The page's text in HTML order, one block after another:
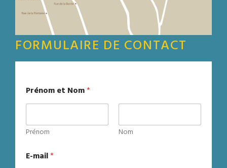
FORMULAIRE DE CONTACT
Prénom et Nom*
Prénom Nom
E-mail*